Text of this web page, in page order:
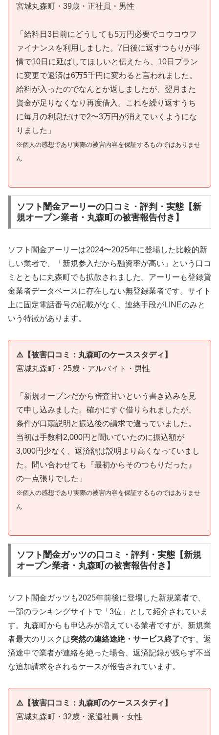
宮城丸森町・39歳・正社員・男性
「給料日3日前にどうしても5万円必要でコウコウフ
ァイナンスを利用しました。7日後に返すつもりが事
情で10日に延ばしてほしいと伝えたら、10日プラン
に変更で返済は6万5千円に変わると言われました。
給料が入ったのでなんとか返しましたが、翌月また
資金が足りなくなり再度借入。これを繰り返すうち
に毎月の利息だけで2〜3万円が消えていくようにな
りました」
※個人の感想であり実際の被害内容を保証するものではありませ
ん
ソフト闇金アーリーの口コミ・評判・実態【新
規オープン業者・丸森町の被害報告付き】
ソフト闇金アーリーは2024〜2025年に登場した比較的新
しい業者で、「新規参入だから融資率が高い」という口コ
ミとともに丸森町でも拡散されました。アーリーも登録貸
金業者データベースに存在しない無登録業者です。サイト
上に固定電話番号の記載がなく、連絡手段がLINEのみと
いう特徴があります。
⚠️【被害口コミ：丸森町のケーススタディ】
宮城丸森町・25歳・アルバイト・男性
「新規オープンだから審査甘いという書き込みを見
て申し込みました。確かにすぐ借りられましたが、
条件が口頭説明と振込後の請求で違っていました。
当初は手数料2,000円と聞いていたのに振込額が
3,000円少なく、返済額は説明より高くなっていまし
た。問い合わせても『最初からそのつもりだった』
の一点張りでした」
※個人の感想であり実際の被害内容を保証するものではありませ
ん
ソフト闇金ガッツの口コミ・評判・実態【新規
オープン業者・丸森町の被害報告付き】
ソフト闇金ガッツも2025年前後に登場した新規業者で、
一部のランキングサイトで「3位」として紹介されていま
す。丸森町からも申込みが増えている業者ですが、新規業
者最大のリスクは突然の連絡途絶・サービス終了です。返
済途中で業者が連絡を絶った場合、返済記録が残らず不当
な追加請求をされるケースが報告されています。
⚠️【被害口コミ：丸森町のケーススタディ】
宮城丸森町・32歳・派遣社員・女性